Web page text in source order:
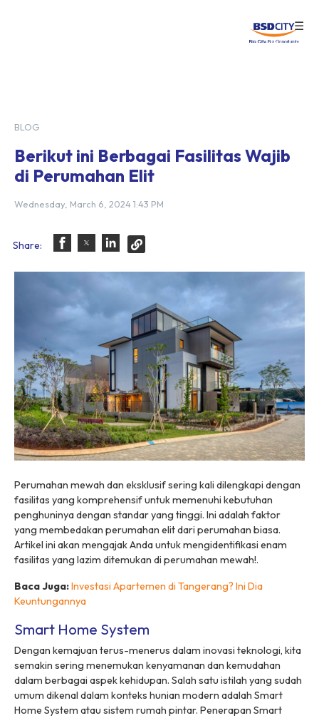
☰
BLOG
Berikut ini Berbagai Fasilitas Wajib
di Perumahan Elit
Wednesday, March 6, 2024 1:43 PM
Share:
Perumahan mewah dan eksklusif sering kali dilengkapi dengan
fasilitas yang komprehensif untuk memenuhi kebutuhan
penghuninya dengan standar yang tinggi. Ini adalah faktor
yang membedakan perumahan elit dari perumahan biasa.
Artikel ini akan mengajak Anda untuk mengidentifikasi enam
fasilitas yang lazim ditemukan di perumahan mewah!.
Baca Juga:Investasi Apartemen di Tangerang? Ini Dia
Keuntungannya
Smart Home System
Dengan kemajuan terus-menerus dalam inovasi teknologi, kita
semakin sering menemukan kenyamanan dan kemudahan
dalam berbagai aspek kehidupan. Salah satu istilah yang sudah
umum dikenal dalam konteks hunian modern adalah Smart
Home System atau sistem rumah pintar. Penerapan Smart